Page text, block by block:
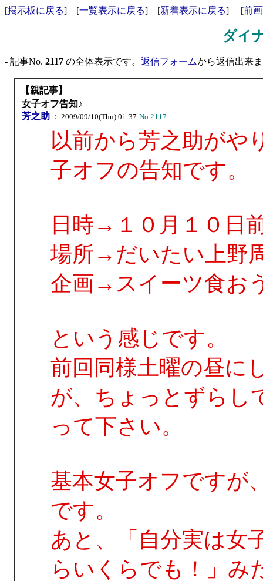
[掲示板に戻る] [一覧表示に戻る] [新着表示に戻る] [前
ダイ
- 記事No. 2117 の全体表示です。 返信フォームから返信出来
【親記事】
女子オフ告知♪
芳之助 ： 2009/09/10(Thu) 01:37 No.2117
以前から芳之助がや
子オフの告知です。
日時→１０月１０日
場所→だいたい上野
企画→スイーツ食お
という感じです。
前回同様土曜の昼に
が、ちょっとずらし
って下さい。
基本女子オフですが
です。
あと、「自分実は女
らいくらでも！」み